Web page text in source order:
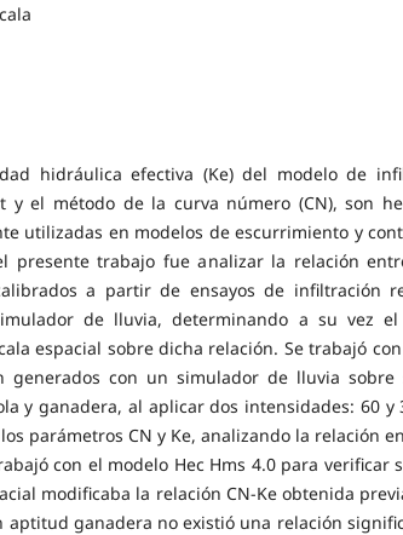
hidráulica efectiva (Ke) del modelo de
y el método de la curva número (CN), son
utilizadas en modelos de escurrimiento y
presente trabajo fue analizar la relación
a partir de ensayos de infiltración
de lluvia, determinando a su vez
espacial sobre dicha relación. Se trabajó
generados con un simulador de lluvia sobre
y ganadera, al aplicar dos intensidades: 60 y
parámetros CN y Ke, analizando la relación
con el modelo Hec Hms 4.0 para verificar
modificaba la relación CN-Ke obtenida
aptitud ganadera no existió una relación